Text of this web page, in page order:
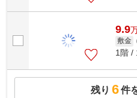
9.9
敷金
1階 /
残り 6件